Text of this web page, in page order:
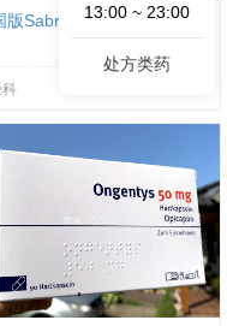
版Sabril喜保宁服用说明书
13:00 ~ 23:00
处方类药